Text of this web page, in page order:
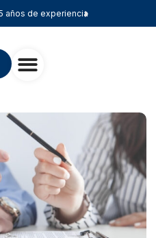
años de experiencia